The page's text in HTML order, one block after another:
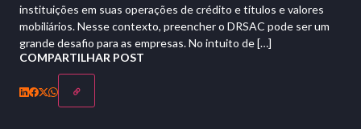
instituições em suas operações de crédito e títulos e valores
mobiliários. Nesse contexto, preencher o DRSAC pode ser um
grande desafio para as empresas. No intuito de […]
COMPARTILHAR POST